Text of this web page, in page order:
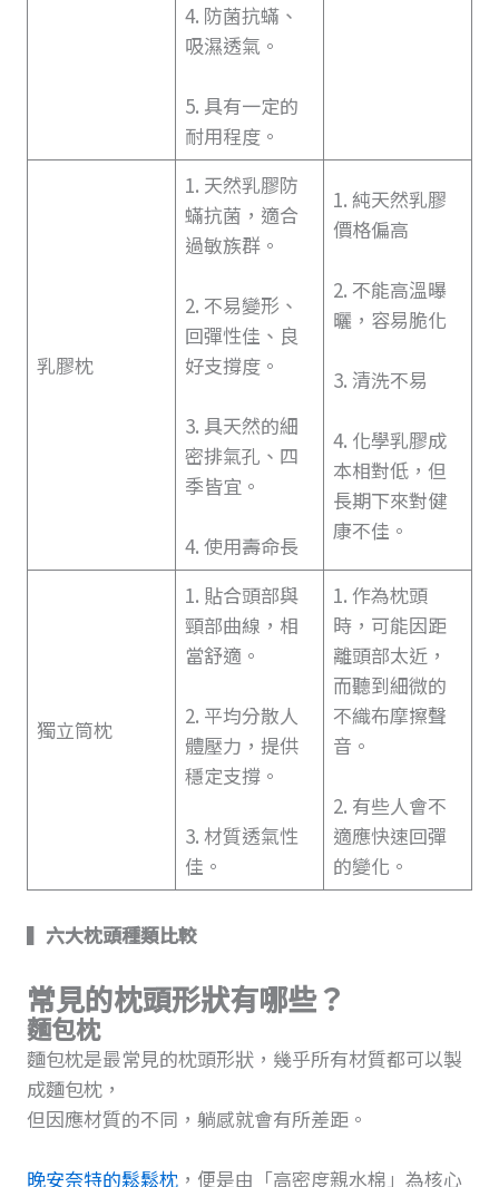
4. 防菌抗蟎、
吸濕透氣。
5. 具有一定的
耐用程度。
乳膠枕
1. 天然乳膠防
蟎抗菌，適合
過敏族群。
2. 不易變形、
回彈性佳、良
好支撐度。
3. 具天然的細
密排氣孔、四
季皆宜。
4. 使用壽命長
1. 純天然乳膠
價格偏高
2. 不能高溫曝
曬，容易脆化
3. 清洗不易
4. 化學乳膠成
本相對低，但
長期下來對健
康不佳。
獨立筒枕
1. 貼合頭部與
頸部曲線，相
當舒適。
2. 平均分散人
體壓力，提供
穩定支撐。
3. 材質透氣性
佳。
1. 作為枕頭
時，可能因距
離頭部太近，
而聽到細微的
不織布摩擦聲
音。
2. 有些人會不
適應快速回彈
的變化。
▍ 六大枕頭種類比較
常見的枕頭形狀有哪些？
麵包枕
麵包枕是最常見的枕頭形狀，幾乎所有材質都可以製
成麵包枕，
但因應材質的不同，躺感就會有所差距。
晚安奈特的鬆鬆枕，便是由「高密度親水棉」為核心